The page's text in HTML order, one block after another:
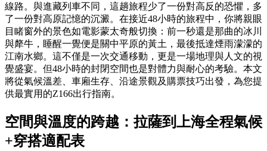
線路。與進藏列車不同，這趟旅程少了一份對高反的恐懼，多
了一份對高原記憶的沉澱。在接近48小時的旅程中，你將親眼
目睹窗外的景色如電影蒙太奇般切換：前一秒還是那曲的冰川
與犛牛，睡醒一覺便是關中平原的黃土，最後抵達煙雨濛濛的
江南水鄉。這不僅是一次交通移動，更是一場地理與人文的視
覺盛宴。但48小時的封閉空間也是對體力與耐心的考驗。本文
將從氣候溫差、車廂生存、沿途景觀及購票技巧出發，為您提
供最實用的Z166出行指南。
空間與溫度的跨越：拉薩到上海全程氣候
+穿搭適配表